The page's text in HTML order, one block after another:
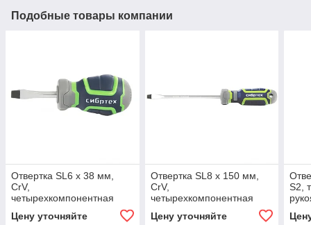
Подобные товары компании
Отвертка SL6 х 38 мм,
CrV,
четырехкомпонентная
Цену уточняйте
Отвертка SL8 х 150 мм,
CrV,
четырехкомпонентная
Цену уточняйте
S2,